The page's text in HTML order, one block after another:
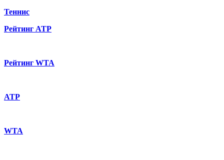
Теннис
Рейтинг ATP
Рейтинг WTA
ATP
WTA